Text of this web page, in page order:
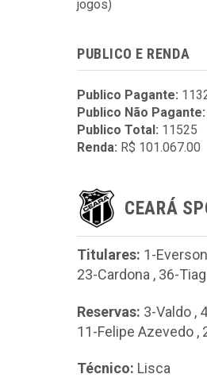
jogos)
PUBLICO E RENDA
Publico Pagante:
Publico Não Pagante:
Publico Total: 11525
Renda: R$ 101.067.00
CEARÁ
Titulares: 1-Everson
23-Cardona , 36-
Reservas: 3-Valdo ,
11-Felipe Azevedo ,
Técnico: Lisca